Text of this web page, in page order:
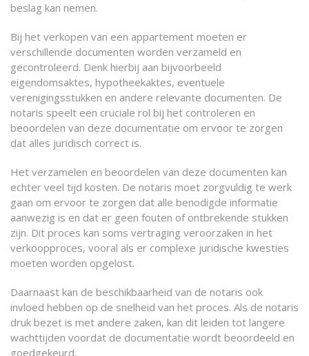
beslag kan nemen.
Bij het verkopen van een appartement moeten er
verschillende documenten worden verzameld en
gecontroleerd. Denk hierbij aan bijvoorbeeld
eigendomsaktes, hypotheekaktes, eventuele
verenigingsstukken en andere relevante documenten. De
notaris speelt een cruciale rol bij het controleren en
beoordelen van deze documentatie om ervoor te zorgen
dat alles juridisch correct is.
Het verzamelen en beoordelen van deze documenten kan
echter veel tijd kosten. De notaris moet zorgvuldig te werk
gaan om ervoor te zorgen dat alle benodigde informatie
aanwezig is en dat er geen fouten of ontbrekende stukken
zijn. Dit proces kan soms vertraging veroorzaken in het
verkoopproces, vooral als er complexe juridische kwesties
moeten worden opgelost.
Daarnaast kan de beschikbaarheid van de notaris ook
invloed hebben op de snelheid van het proces. Als de notaris
druk bezet is met andere zaken, kan dit leiden tot langere
wachttijden voordat de documentatie wordt beoordeeld en
goedgekeurd.